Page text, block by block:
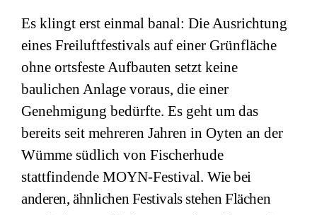
Es klingt erst einmal banal: Die Ausrichtung
eines Freiluftfestivals auf einer Grünfläche
ohne ortsfeste Aufbauten setzt keine
baulichen Anlage voraus, die einer
Genehmigung bedürfte. Es geht um das
bereits seit mehreren Jahren in Oyten an der
Wümme südlich von Fischerhude
stattfindende MOYN-Festival. Wie bei
anderen, ähnlichen Festivals stehen Flächen